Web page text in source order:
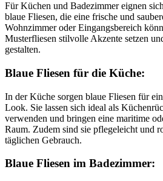
Für Küchen und Badezimmer eignen
blaue Fliesen, die eine frische und
Wohnzimmer oder Eingangsbereich
Musterfliesen stilvolle Akzente setzen
gestalten.
Blaue Fliesen für die Küche:
In der Küche sorgen blaue Fliesen für
Look. Sie lassen sich ideal als
verwenden und bringen eine maritime
Raum. Zudem sind sie pflegeleicht und
täglichen Gebrauch.
Blaue Fliesen im Badezimmer: